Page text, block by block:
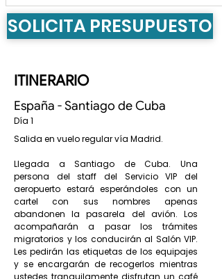
SOLICITA PRESUPUESTO
ITINERARIO
España - Santiago de Cuba
Día 1
Salida en vuelo regular vía Madrid.
Llegada a Santiago de Cuba. Una
persona del staff del Servicio VIP del
aeropuerto estará esperándoles con un
cartel con sus nombres apenas
abandonen la pasarela del avión. Los
acompañarán a pasar los trámites
migratorios y los conducirán al Salón VIP.
Les pedirán las etiquetas de los equipajes
y se encargarán de recogerlos mientras
ustedes tranquilamente disfrutan un café